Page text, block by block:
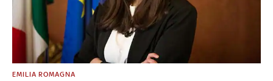
EMILIA ROMAGNA